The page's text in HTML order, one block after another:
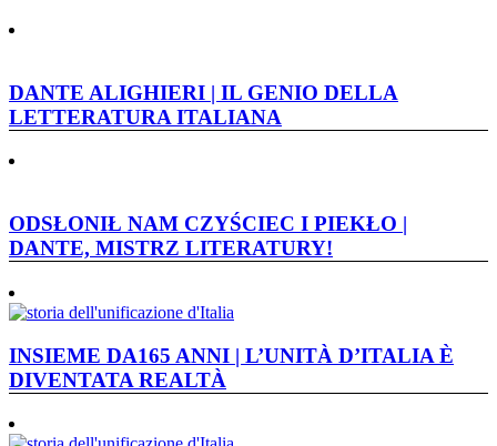
DANTE ALIGHIERI | IL GENIO DELLA
LETTERATURA ITALIANA
ODSŁONIŁ NAM CZYŚCIEC I PIEKŁO |
DANTE, MISTRZ LITERATURY!
INSIEME DA165 ANNI | L’UNITÀ D’ITALIA È
DIVENTATA REALTÀ